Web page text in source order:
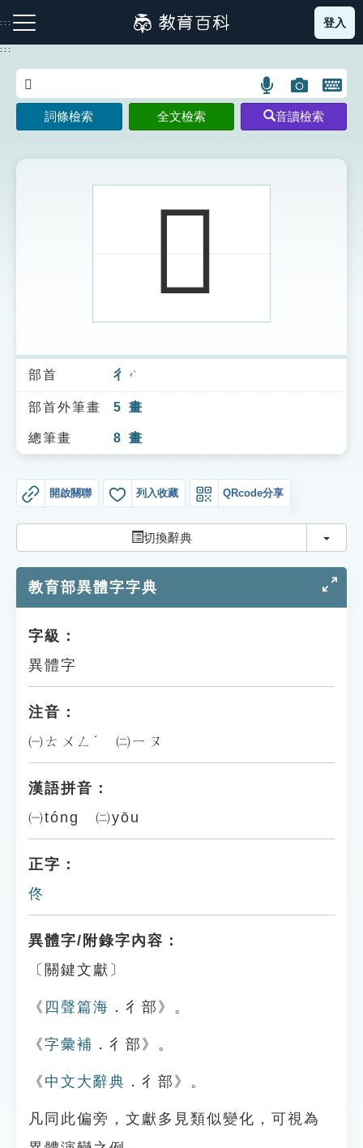
到
主
:::
注音索引圖示 筆畫索引圖示 部首索引表圖示
索引選單
知識索引
單字索引
貓頭鷹博士
登入
:::
語
言
搜
示
圖
片
搜
開
鍵
圖
詞條檢索 全文檢索 音讀檢索
𢓘
部首 彳 ㄔˋ
部首外筆畫 5 畫
總筆畫 8 畫
開啟關聯 列入收藏 QRcode分享
切換辭典 切換
教育部異體字字典
字級：
異體字
注音：
㈠ㄊㄨㄥˊ ㈡ㄧㄡ
漢語拼音：
㈠tóng ㈡yōu
正字：
佟
異體字/附錄字內容：
〔關鍵文獻〕
《 四聲篇海 ．彳部》。
《字彙補 ．彳部》。
《 中文大辭典 ．彳部》。
凡同此偏旁，文獻多見類似變化，可視為